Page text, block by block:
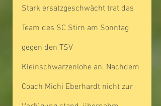
Stark ersatzgeschwächt trat das
Team des SC Stirn am Sonntag
gegen den TSV
Kleinschwarzenlohe an. Nachdem
Coach Michi Eberhardt nicht zur